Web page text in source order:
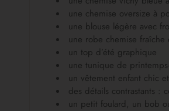
une chemise oversize à
une blouse légère avec
une robe chemise fraîche
un top d’été graphique
une tunique de
un vêtement enfant chic
des détails contrastants :
un petit foulard, un bob